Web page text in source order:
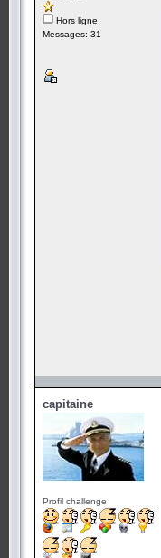
Hors ligne
Messages: 31
capitaine
Profil challenge